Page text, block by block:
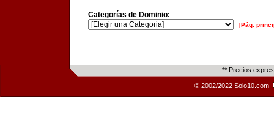
Categorías de Dominio:
[Pág.
** Precios
© 2002/2022 Solo10.com